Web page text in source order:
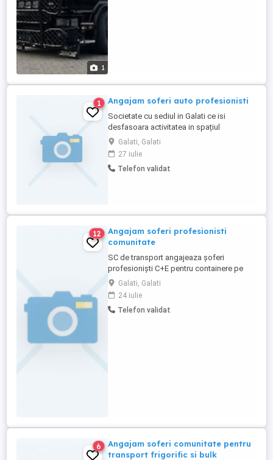
1
1 Angajam soferi auto profesionisti
Societate cu sediul in Galati ce isi
desfasoara activitatea in spațiul
comunitar angajează pe perioada
nedeterminata soferi profesionisti-CE .
Perioada lucru :stabilita de comun acord
Decontarea fisei medicale si a
Galati, Galati
27 iulie
Telefon validat
12
Angajam soferi profesionisti
comunitate
SC de transport angajeaza șoferi
profesioniști C+E pentru containere pe
comunitate. OFERIM: DIURNA + SALARIU
PE TARA+BONUSURI CAMIOANE
ÎNGRIJITE EURO6 CU APARATE DE
TAXARE AUTOMATE TRANSPORT
Galati, Galati
24 iulie
Telefon validat
6
Angajam soferi comunitate pentru
transport frigorific si bulk